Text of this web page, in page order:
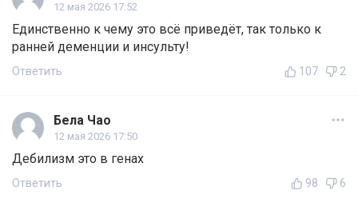
12 мая 2026 17:52
Единственно к чему это всё приведёт, так только к
ранней деменции и инсульту!
Ответить 107 2
Бела Чао
12 мая 2026 17:50
Дебилизм это в генах
Ответить 98 6